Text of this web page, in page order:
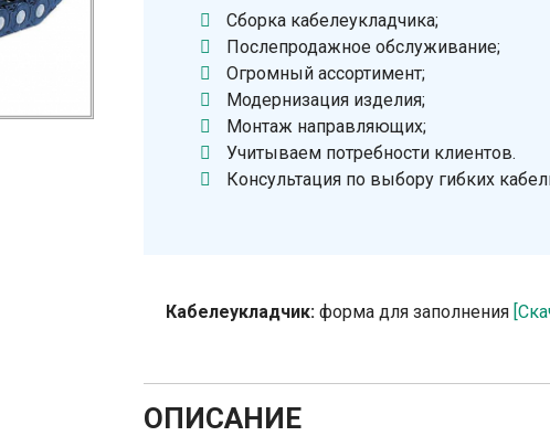
Сборка кабелеукладчика;
Послепродажное обслуживание;
Огромный ассортимент;
Модернизация изделия;
Монтаж направляющих;
Учитываем потребности клиентов.
Консультация по выбору гибких
Кабелеукладчик: форма для заполнения
ОПИСАНИЕ